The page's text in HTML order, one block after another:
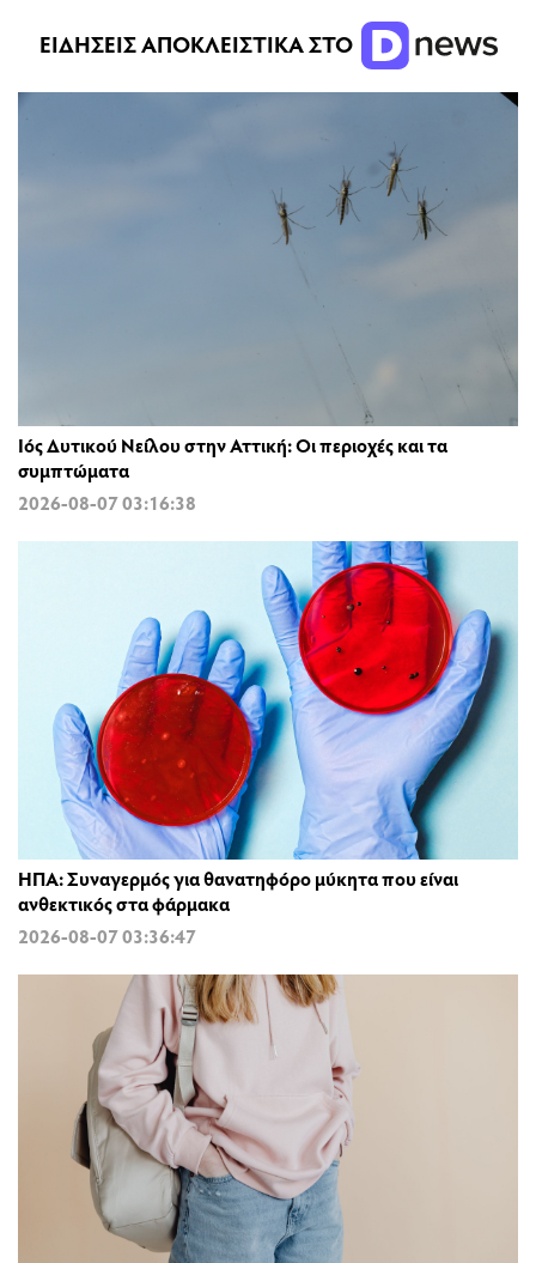
ΕΙΔΗΣΕΙΣ ΑΠΟΚΛΕΙΣΤΙΚΑ ΣΤΟ
Ιός Δυτικού Νείλου στην Αττική: Οι περιοχές και τα
συμπτώματα
2026-08-07 03:16:38
ΗΠΑ: Συναγερμός για θανατηφόρο μύκητα που είναι
ανθεκτικός στα φάρμακα
2026-08-07 03:36:47